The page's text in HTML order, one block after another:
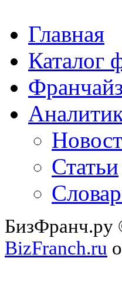
Главная
Каталог
Статьи
БизФранч.ру
BizFranch.ru